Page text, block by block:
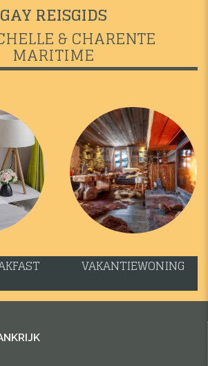
GAY REISGIDS
& CHARENTE
MARITIME
VAKANTIEWONING